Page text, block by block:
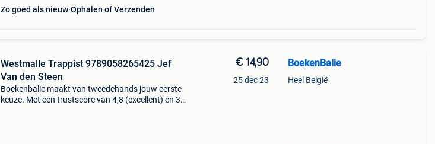
Zo goed als nieuw Ophalen of Verzenden
Westmalle Trappist 9789058265425 Jef
Van den Steen
Boekenbalie maakt van tweedehands jouw eerste
keuze. Met een trustscore van 4,8 (excellent) en 30
€ 14,90
25 dec 23
BoekenBalie
Heel België